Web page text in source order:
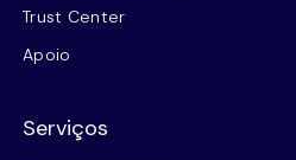
Trust Center
Apoio
Serviços